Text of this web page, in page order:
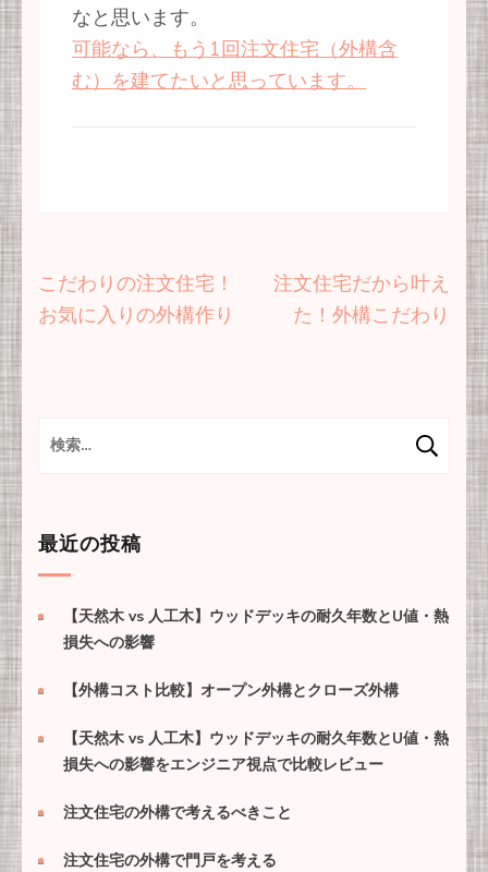
なと思います。
可能なら、もう1回注文住宅（外構含
む）を建てたいと思っています。
投
稿
ー
ン
こだわりの注文住宅！
お気に入りの外構作り
注文住宅だから叶え
た！外構こだわり
検
最近の投稿
【天然木 vs 人工木】ウッドデッキの耐久年数とU値・熱
損失への影響
【外構コスト比較】オープン外構とクローズ外構
【天然木 vs 人工木】ウッドデッキの耐久年数とU値・熱
損失への影響をエンジニア視点で比較レビュー
注文住宅の外構で考えるべきこと
注文住宅の外構で門戸を考える